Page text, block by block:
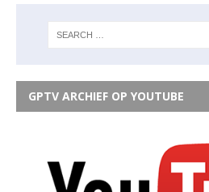
GPTV ARCHIEF OP YOUTUBE